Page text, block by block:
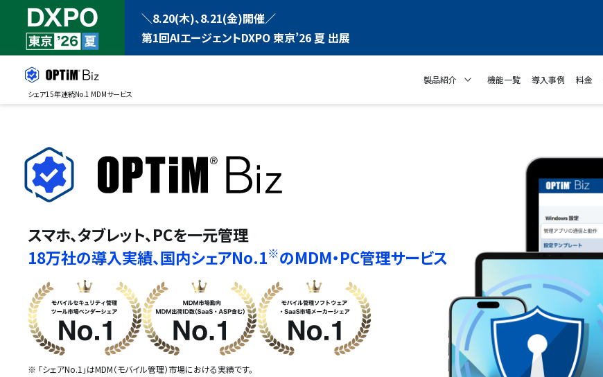
＼8.20(木)、8.21(金)開催／
第1回AIエージェントDXPO 東京’26 夏 出展
シェア15年連続No.1 MDMサービス
製品紹介 機能一覧 導入事例 料金
スマホ、タブレット、PCを一元管理
18万社の導入実績、国内シェアNo.1※のMDM・PC管理サービス
※ 「シェアNo.1」はMDM（モバイル管理）市場における実績です。